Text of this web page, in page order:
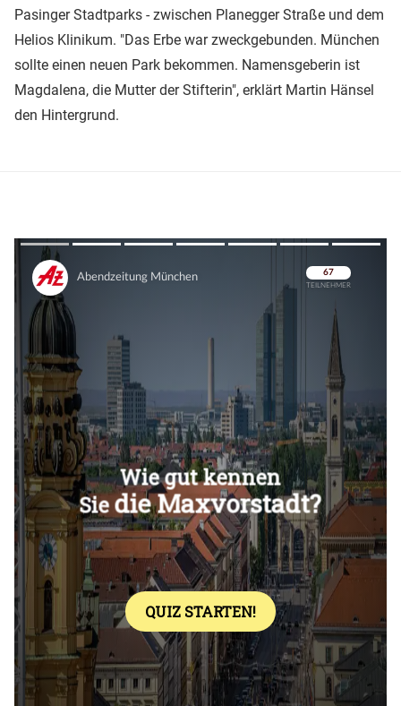
Pasinger Stadtparks - zwischen Planegger Straße und dem
Helios Klinikum. "Das Erbe war zweckgebunden. München
sollte einen neuen Park bekommen. Namensgeberin ist
Magdalena, die Mutter der Stifterin", erklärt Martin Hänsel
den Hintergrund.
Überspringen
Überspringen